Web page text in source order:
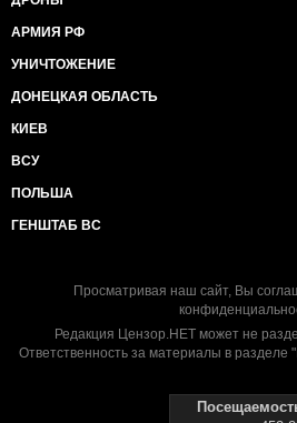
АРМИЯ РФ
УНИЧТОЖЕНИЕ
ДОНЕЦКАЯ ОБЛАСТЬ
КИЕВ
ВСУ
ПОЛЬША
ГЕНШТАБ ВС
Просматривая наш сайт, Вы
Редакция Цензор.НЕТ может не
Ответственность за материалы в разделе